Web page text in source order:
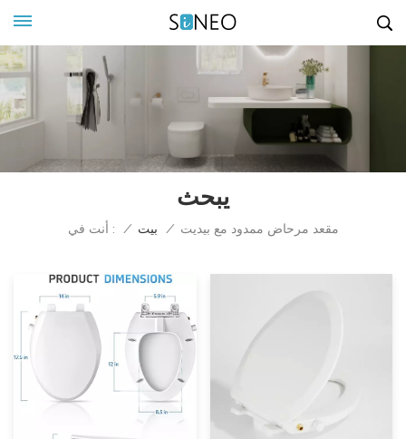
يبحث
أنت في : / بيت / مقعد مرحاض ممدود مع بيديت